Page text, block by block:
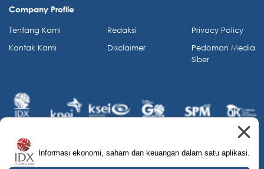
Informasi ekonomi, saham dan keuangan dalam satu aplikasi.
Company Profile
Tentang Kami
Kontak Kami
Redaksi
Disclaimer
Privacy Policy
Pedoman Media
Siber
© 2026 IDX Channel. All Rights Reserved.